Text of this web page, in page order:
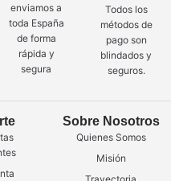
enviamos a
toda España
de forma
rápida y
segura
Todos los
métodos de
pago son
blindados y
seguros.
Sobre Nosotros
Quienes Somos
Misión